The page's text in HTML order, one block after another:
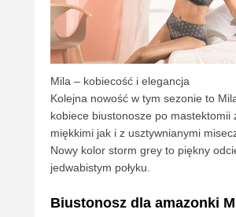
Mila – kobiecość i elegancja
Kolejna nowość w tym sezonie to
kobiece biustonosze po mastektomii
miękkimi jak i z usztywnianymi
Nowy kolor storm grey to piękny
jedwabistym połyku.
Biustonosz dla amazonki